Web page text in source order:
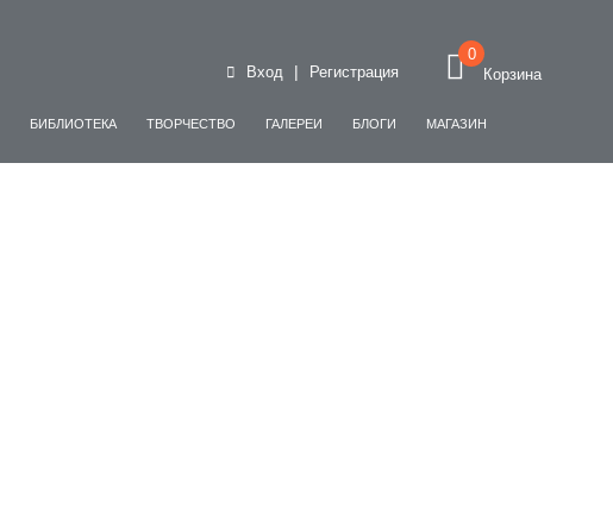
БИБЛИОТЕКА ТВОРЧЕСТВО ГАЛЕРЕИ БЛОГИ МАГАЗИН
Вход | Регистрация
0
Корзина